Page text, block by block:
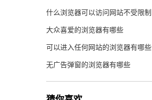
什么浏览器可以访问网站不受限制
大众喜爱的浏览器有哪些
可以进入任何网站的浏览器有哪些
无广告弹窗的浏览器有哪些